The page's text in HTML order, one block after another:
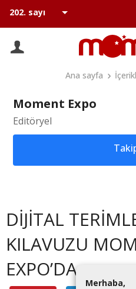
Ana sayfa
Moment Expo
Editöryel
DİJİTAL
KILAVUZU
EXPO’DA
Merhaba,